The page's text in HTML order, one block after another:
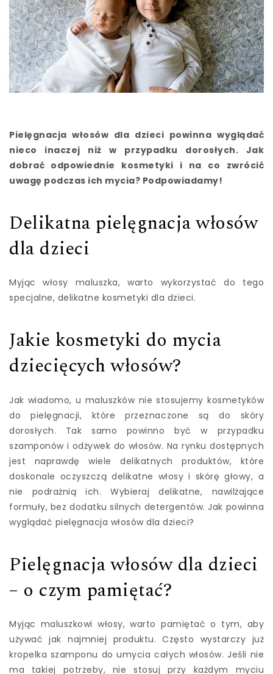
Pielęgnacja włosów dla dzieci powinna wyglądać
nieco inaczej niż w przypadku dorosłych. Jak
dobrać odpowiednie kosmetyki i na co zwrócić
uwagę podczas ich mycia? Podpowiadamy!
Delikatna pielęgnacja włosów
dla dzieci
Myjąc włosy maluszka, warto wykorzystać do tego
specjalne, delikatne kosmetyki dla dzieci.
Jakie kosmetyki do mycia
dziecięcych włosów?
Jak wiadomo, u maluszków nie stosujemy kosmetyków
do pielęgnacji, które przeznaczone są do skóry
dorosłych. Tak samo powinno być w przypadku
szamponów i odżywek do włosów. Na rynku dostępnych
jest naprawdę wiele delikatnych produktów, które
doskonale oczyszczą delikatne włosy i skórę głowy, a
nie podrażnią ich. Wybieraj delikatne, nawilżające
formuły, bez dodatku silnych detergentów. Jak powinna
wyglądać pielęgnacja włosów dla dzieci?
Pielęgnacja włosów dla dzieci
– o czym pamiętać?
Myjąc maluszkowi włosy, warto pamiętać o tym, aby
używać jak najmniej produktu. Często wystarczy już
kropelka szamponu do umycia całych włosów. Jeśli nie
ma takiej potrzeby, nie stosuj przy każdym myciu